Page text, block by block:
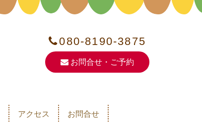
080-8190-3875
お問合せ・ご予約
アクセス お問合せ